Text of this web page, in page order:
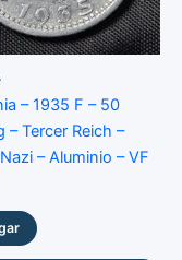
– 1935 F – 50
– Tercer Reich –
– Aluminio – VF